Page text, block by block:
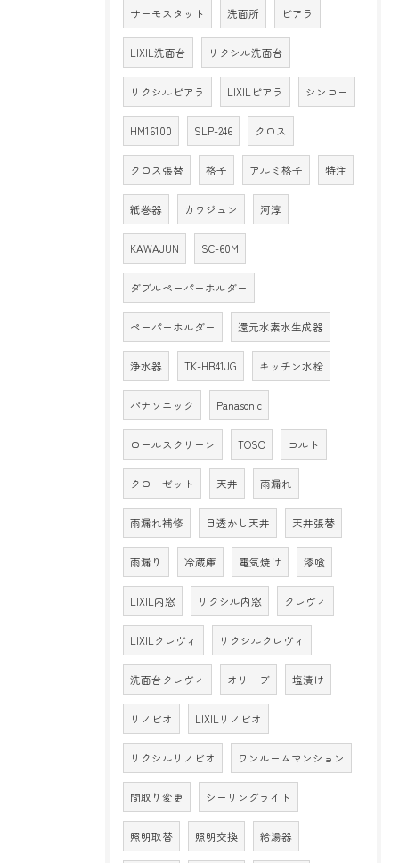
サーモスタット 洗面所 ピアラ
LIXIL洗面台 リクシル洗面台
リクシルピアラ LIXILピアラ シンコー
HM16100 SLP-246 クロス
クロス張替 格子 アルミ格子 特注
紙巻器 カワジュン 河淳
KAWAJUN SC-60M
ダブルペーパーホルダー
ペーパーホルダー 還元水素水生成器
浄水器 TK-HB41JG キッチン水栓
パナソニック Panasonic
ロールスクリーン TOSO コルト
クローゼット 天井 雨漏れ
雨漏れ補修 目透かし天井 天井張替
雨漏り 冷蔵庫 電気焼け 漆喰
LIXIL内窓 リクシル内窓 クレヴィ
LIXILクレヴィ リクシルクレヴィ
洗面台クレヴィ オリーブ 塩漬け
リノビオ LIXILリノビオ
リクシルリノビオ ワンルームマンション
間取り変更 シーリングライト
照明取替 照明交換 給湯器